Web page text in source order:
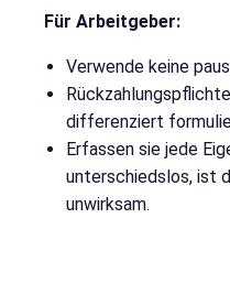
Für Arbeitgeber:
Verwende keine
differenziert
Erfassen sie jede
unterschiedslos, ist
unwirksam.